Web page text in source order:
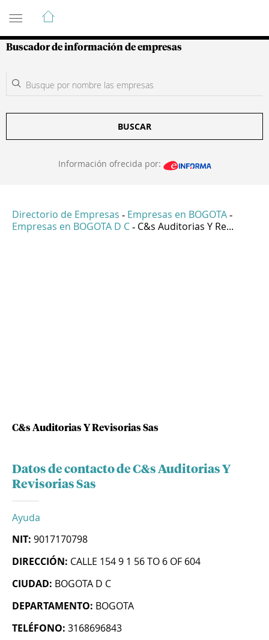
Guía de Empresas Colombianas
Buscador de información de empresas
BUSCAR
Información ofrecida por:
Directorio de Empresas - Empresas en BOGOTA -
Empresas en BOGOTA D C - C&s Auditorias Y Re...
C&s Auditorias Y Revisorias Sas
Datos de contacto de C&s Auditorias Y
Revisorias Sas
Ayuda
NIT: 9017170798
DIRECCIÓN: CALLE 154 9 1 56 TO 6 OF 604
CIUDAD: BOGOTA D C
DEPARTAMENTO: BOGOTA
TELÉFONO: 3168696843